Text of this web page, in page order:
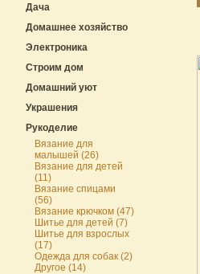
Дача
Домашнее хозяйство
Электроника
Строим дом
Домашний уют
Украшения
Рукоделие
Вязание для
малышей (26)
Вязание для детей
(11)
Вязание спицами
(56)
Вязание крючком (47)
Шитье для детей (7)
Шитье для взрослых
(17)
Одежда для собак (2)
Другое (14)